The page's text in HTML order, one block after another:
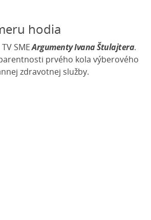
hodia
SMEArgumenty Ivana Štulajtera.
prvého kola výberového
zdravotnej služby.